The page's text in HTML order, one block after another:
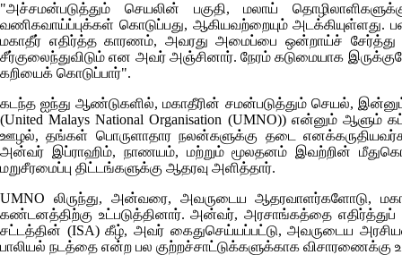
"அச்சமன்படுத்தும் செயலின் பகுதி, மலாய்
வணிகவாய்ப்புக்கள் கொடுப்பது, ஆகியவற்றையும் அடக்கியுள்ளது.
மகாதீர் எதிர்த்த காரணம், அவரது அமைப்பை ஒன்றாய்ச்
சீர்குலைந்துவிடும் என அவர் அஞ்சினார். நேரம் கடுமையாக
கறியைக் கொடுப்பார்".
கடந்த ஐந்து ஆண்டுகளில், மகாதீரின் சமன்படுத்தும் செயல்,
(United Malays National Organisation (UMNO)) என்னும் ஆளும்
ஊழல், தங்கள் பொருளாதார நலன்களுக்கு தடை
அன்வர் இப்ராஹிம், நாணயம், மற்றும் மூலதனம் இவற்றின்
மறுசீரமைப்பு திட்டங்களுக்கு ஆதரவு அளித்தார்.
UMNO லிருந்து, அன்வரை, அவருடைய ஆதரவாளர்களோடு,
கண்டனத்திற்கு உட்படுத்தினார். அன்வர், அரசாங்கத்தை எதிர்த்துப்
சட்டத்தின் (ISA)கீழ், அவர் கைதுசெய்யப்பட்டு, அவருடைய
பாலியல் நடத்தை என்ற பல குற்றச்சாட்டுக்களுக்காக விசாரணைக்கு